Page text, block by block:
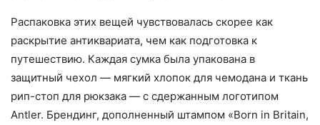
Распаковка этих вещей чувствовалась скорее как
раскрытие антиквариата, чем как подготовка к
путешествию. Каждая сумка была упакована в
защитный чехол — мягкий хлопок для чемодана и ткань
рип-стоп для рюкзака — с сдержанным логотипом
Antler. Брендинг, дополненный штампом «Born in Britain,